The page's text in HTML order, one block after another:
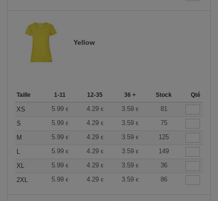
Yellow
Taille 1-11 12-35 36 + Stock Qté
XS 5.99 € 4.29 € 3.59 €
81
S
5.99 € 4.29 € 3.59 €
75
M
5.99 € 4.29 € 3.59 €
125
L
5.99 € 4.29 € 3.59 €
149
XL
5.99 € 4.29 € 3.59 €
36
2XL
5.99 € 4.29 € 3.59 € 86